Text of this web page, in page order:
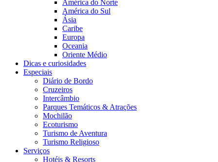
América do Norte
América do Sul
Ásia
Caribe
Europa
Oceania
Oriente Médio
Dicas e curiosidades
Especiais
Diário de Bordo
Cruzeiros
Intercâmbio
Parques Temáticos & Atrações
Mochilão
Ecoturismo
Turismo de Aventura
Turismo Religioso
Serviços
Hotéis & Resorts